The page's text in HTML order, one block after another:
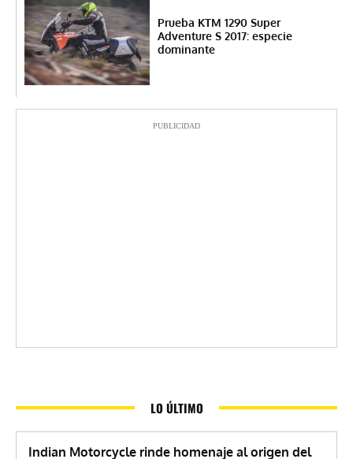
Prueba KTM 1290 Super
Adventure S 2017: especie
dominante
PUBLICIDAD
LO ÚLTIMO
Indian Motorcycle rinde homenaje al origen del